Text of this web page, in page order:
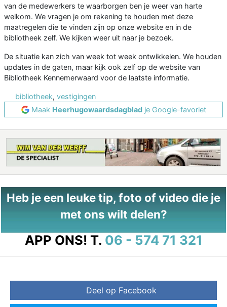
van de medewerkers te waarborgen ben je weer van harte
welkom. We vragen je om rekening te houden met deze
maatregelen die te vinden zijn op onze website en in de
bibliotheek zelf. We kijken weer uit naar je bezoek.
De situatie kan zich van week tot week ontwikkelen. We houden
updates in de gaten, maar kijk ook zelf op de website van
Bibliotheek Kennemerwaard voor de laatste informatie.
bibliotheek, vestigingen
Maak Heerhugowaardsdagbladje Google-favoriet
Heb je een leuke tip, foto of video die je
met ons wilt delen?
APP ONS! T. 06 - 574 71 321
Deel op Facebook